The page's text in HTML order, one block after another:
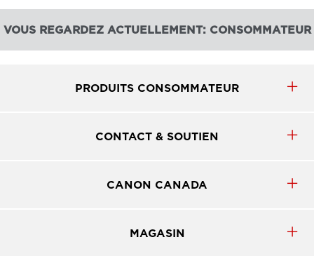
VOUS REGARDEZ ACTUELLEMENT: CONSOMMATEUR
PRODUITS CONSOMMATEUR
CONTACT & SOUTIEN
CANON CANADA
MAGASIN